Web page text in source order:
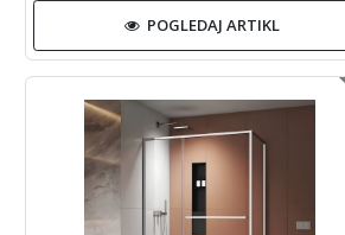
POGLEDAJ ARTIKL